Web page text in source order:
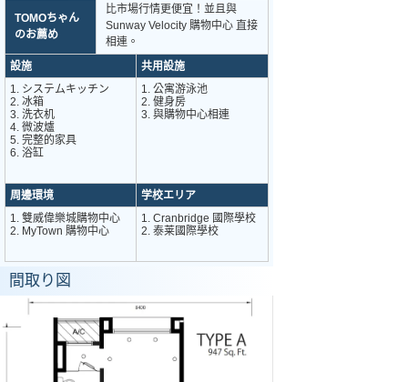
TOMOちゃん
のお薦め
比市場行情更便宜！並且與
Sunway Velocity 購物中心 直接
相連。
設施
共用設施
1. システムキッチン
2. 冰箱
3. 洗衣机
4. 微波爐
5. 完整的家具
6. 浴缸
1. 公寓游泳池
2. 健身房
3. 與購物中心相連
周邊環境
学校エリア
1. 雙威偉樂城購物中心
2. MyTown 購物中心
1. Cranbridge 國際學校
2. 泰莱國際學校
間取り図